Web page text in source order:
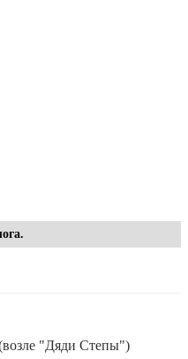
"Дяди Степы")